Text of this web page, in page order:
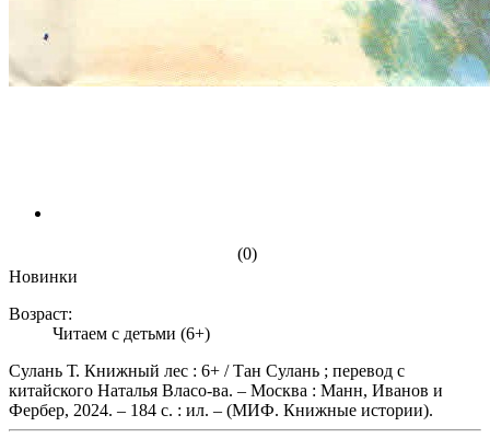
(0)
Новинки
Возраст:
Читаем с детьми (6+)
Сулань Т. Книжный лес : 6+ / Тан Сулань ; перевод с
китайского Наталья Власо-ва. – Москва : Манн, Иванов и
Фербер, 2024. – 184 с. : ил. – (МИФ. Книжные истории).